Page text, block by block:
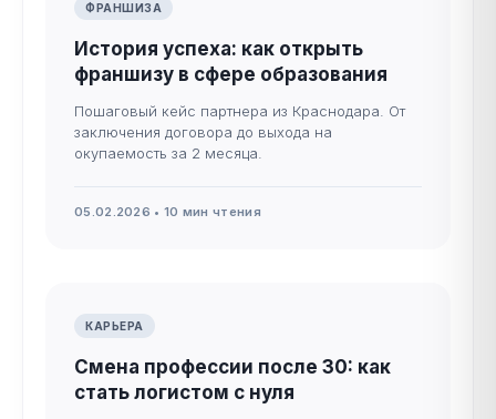
ФРАНШИЗА
История успеха: как открыть
франшизу в сфере образования
Пошаговый кейс партнера из Краснодара. От
заключения договора до выхода на
окупаемость за 2 месяца.
05.02.2026 • 10 мин чтения
КАРЬЕРА
Смена профессии после 30: как
стать логистом с нуля